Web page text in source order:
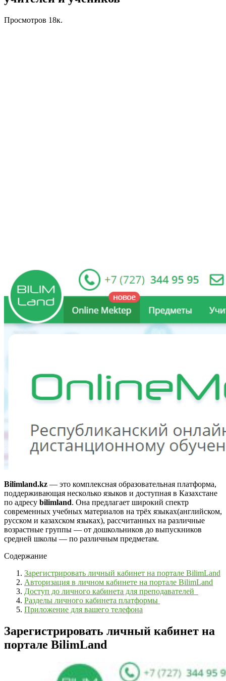
Просмотров 18к.
Bilimland.kz — это комплексная образовательная платформа,
поддерживающая несколько языков и доступная в Казахстане
по адресу bilimland. Она предлагает широкий спектр
современных учебных материалов на трёх языках(английском,
русском и казахском языках), рассчитанных на различные
возрастные группы — от дошкольников до выпускников
средней школы — по различным предметам.
Содержание
Зарегистрировать личный кабинет на портале BilimLand
Авторизация в личном кабинете на портале BilimLand
Доступ до личного кабинета для преподавателей
Разделы личного кабинета платформы
Приложение для вашего телефона
Зарегистрировать личный кабинет на
портале BilimLand